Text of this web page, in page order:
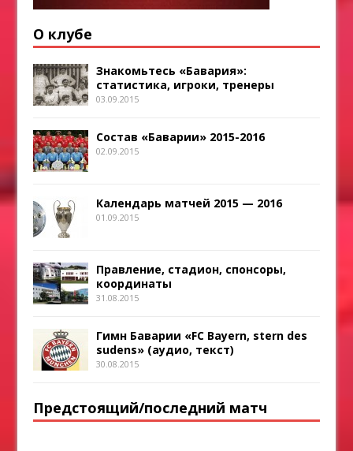
О клубе
Знакомьтесь «Бавария»:
статистика, игроки, тренеры
03.09.2015
Состав «Баварии» 2015-2016
02.09.2015
Календарь матчей 2015 — 2016
01.09.2015
Правление, стадион, спонсоры,
координаты
31.08.2015
Гимн Баварии «FC Bayern, stern des
sudens» (аудио, текст)
30.08.2015
Предстоящий/последний матч